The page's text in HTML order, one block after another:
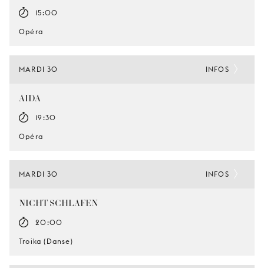
15:00
Opéra
MARDI 30
AIDA
19:30
Opéra
INFOS
MARDI 30
NICHT SCHLAFEN
20:00
Troika (Danse)
INFOS